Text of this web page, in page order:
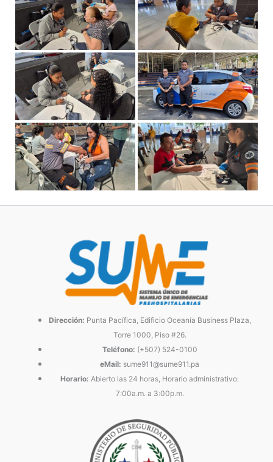
Dirección: Punta Pacífica, Edificio Oceanía Business Plaza,
Torre 1000, Piso #26.
Teléfono: (+507) 524-0100
eMail: sume911@sume911.pa
Horario: Abierto las 24 horas, Horario administrativo:
7:00a.m. a 3:00p.m.